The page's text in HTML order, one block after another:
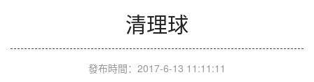
清理球
發布時間：2017-6-13 11:11:11